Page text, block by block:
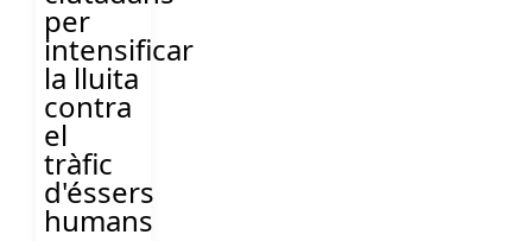
per
intensificar
la lluita
contra
el
tràfic
d'éssers
humans